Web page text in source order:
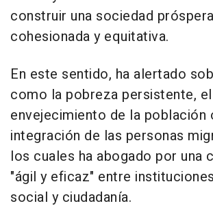
construir una sociedad
cohesionada y equitativa.
En este sentido, ha alertado
como la pobreza persistente, el
envejecimiento de la población
integración de las personas
los cuales ha abogado por una
"ágil y eficaz" entre
social y ciudadanía.